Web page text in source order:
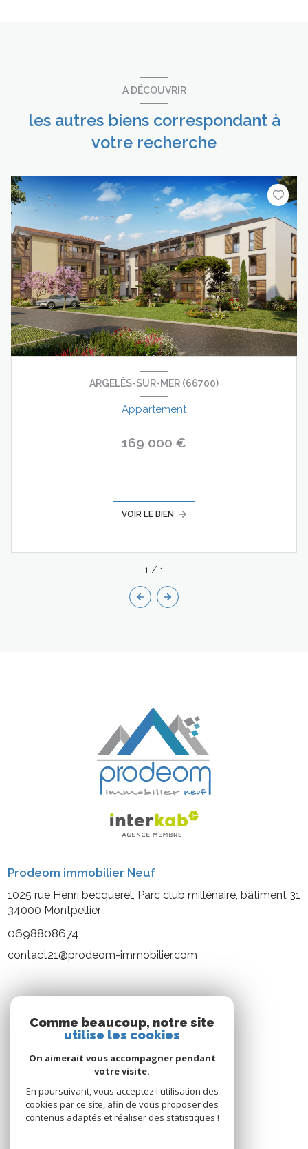
A DÉCOUVRIR
les autres biens correspondant à
votre recherche
ARGELÈS-SUR-MER (66700)
Appartement
169 000 €
VOIR LE BIEN
1 / 1
Prodeom immobilier Neuf
1025 rue Henri becquerel, Parc club millénaire, bâtiment 31
34000 Montpellier
0698808674
contact21@prodeom-immobilier.com
Nous suivre
Comme beaucoup, notre site
utilise les cookies
On aimerait vous accompagner pendant
votre visite.
En poursuivant, vous acceptez l'utilisation des
cookies par ce site, afin de vous proposer des
contenus adaptés et réaliser des statistiques !